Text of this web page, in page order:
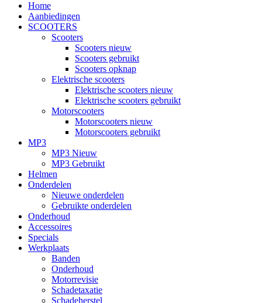
Home
Aanbiedingen
SCOOTERS
Scooters
Scooters nieuw
Scooters gebruikt
Scooters opknap
Elektrische scooters
Elektrische scooters nieuw
Elektrische scooters gebruikt
Motorscooters
Motorscooters nieuw
Motorscooters gebruikt
MP3
MP3 Nieuw
MP3 Gebruikt
Helmen
Onderdelen
Nieuwe onderdelen
Gebruikte onderdelen
Onderhoud
Accessoires
Specials
Werkplaats
Banden
Onderhoud
Motorrevisie
Schadetaxatie
Schadeherstel